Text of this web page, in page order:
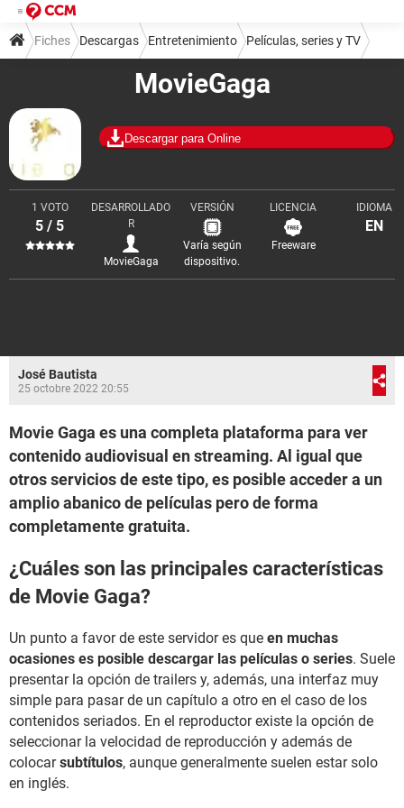
MovieGaga
Descargar para Online
1 VOTO
5 / 5
DESARROLLADO
R
MovieGaga
VERSIÓN
Varía según
dispositivo.
LICENCIA
Freeware
IDIOMA
EN
Fiches Descargas Entretenimiento Películas, series y TV
José Bautista
25 octobre 2022 20:55
Movie Gaga es una completa plataforma para ver
contenido audiovisual en streaming. Al igual que
otros servicios de este tipo, es posible acceder a un
amplio abanico de películas pero de forma
completamente gratuita.
¿Cuáles son las principales características
de Movie Gaga?
Un punto a favor de este servidor es que en muchas
ocasiones es posible descargar las películas o series. Suele
presentar la opción de trailers y, además, una interfaz muy
simple para pasar de un capítulo a otro en el caso de los
contenidos seriados. En el reproductor existe la opción de
seleccionar la velocidad de reproducción y además de
colocarsubtítulos, aunque generalmente suelen estar solo
en inglés.